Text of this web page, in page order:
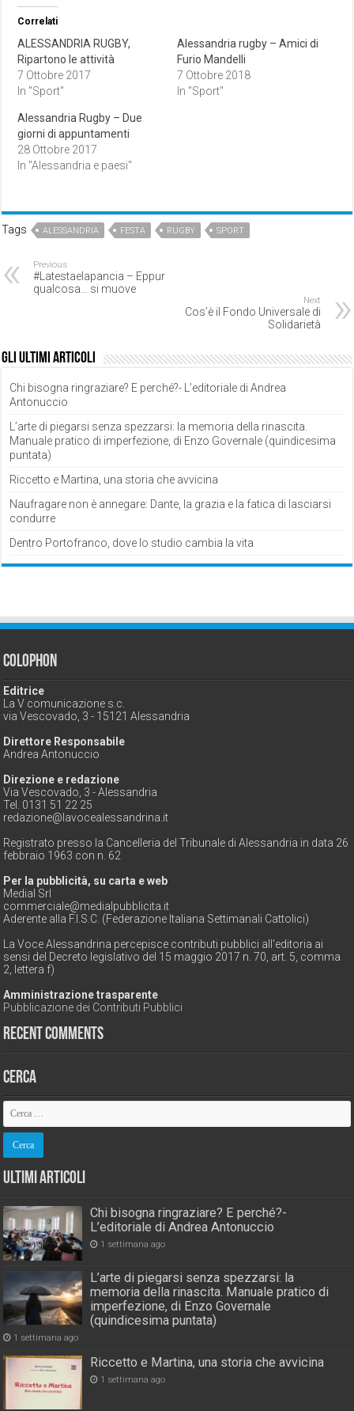
Correlati
ALESSANDRIA RUGBY,
Ripartono le attività
7 Ottobre 2017
In "Sport"
Alessandria rugby – Amici di
Furio Mandelli
7 Ottobre 2018
In "Sport"
Alessandria Rugby – Due
giorni di appuntamenti
28 Ottobre 2017
In "Alessandria e paesi"
Tags ALESSANDRIA FESTA RUGBY SPORT
Previous
#Latestaelapancia – Eppur
qualcosa… si muove
Next
Cos’è il Fondo Universale di
Solidarietà
Gli ultimi articoli
Chi bisogna ringraziare? E perché?- L’editoriale di Andrea
Antonuccio
L’arte di piegarsi senza spezzarsi: la memoria della rinascita.
Manuale pratico di imperfezione, di Enzo Governale (quindicesima
puntata)
Riccetto e Martina, una storia che avvicina
Naufragare non è annegare: Dante, la grazia e la fatica di lasciarsi
condurre
Dentro Portofranco, dove lo studio cambia la vita
Colophon
Editrice
La V comunicazione s.c.
via Vescovado, 3 - 15121 Alessandria
Direttore Responsabile
Andrea Antonuccio
Direzione e redazione
Via Vescovado, 3 - Alessandria
Tel. 0131 51 22 25
redazione@lavocealessandrina.it
Registrato presso la Cancelleria del Tribunale di Alessandria in data 26
febbraio 1963 con n. 62
Per la pubblicità, su carta e web
Medial Srl
commerciale@medialpubblicita.it
Aderente alla F.I.S.C. (Federazione Italiana Settimanali Cattolici)
La Voce Alessandrina percepisce contributi pubblici all'editoria ai
sensi del Decreto legislativo del 15 maggio 2017 n. 70, art. 5, comma
2, lettera f)
Amministrazione trasparente
Pubblicazione dei Contributi Pubblici
Recent Comments
Cerca
Ultimi Articoli
Chi bisogna ringraziare? E perché?-
L’editoriale di Andrea Antonuccio
1 settimana ago
L’arte di piegarsi senza spezzarsi: la
memoria della rinascita. Manuale pratico di
imperfezione, di Enzo Governale
(quindicesima puntata)
1 settimana ago
Riccetto e Martina, una storia che avvicina
1 settimana ago